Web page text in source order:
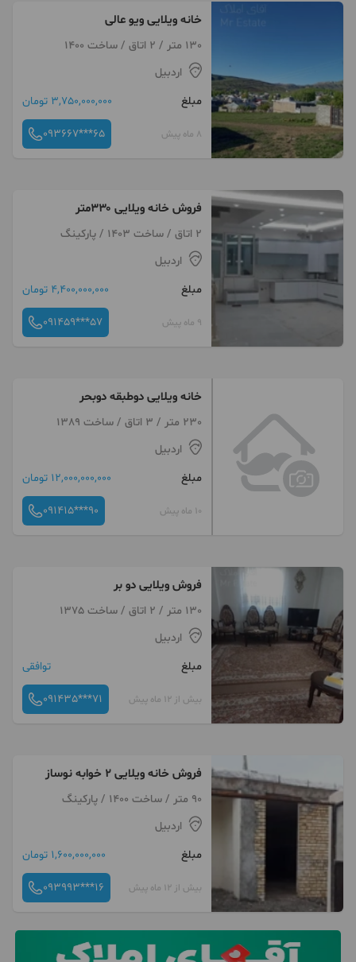
خانه ویلایی ویو عالی
130 متر / 2 اتاق / ساخت 1400
اردبیل
مبلغ
3,750,000,000 تومان
8 ماه پیش 093667***65
فروش خانه ویلایی ۳۳۰متر
2 اتاق / ساخت 1403 / پارکینگ
اردبیل
مبلغ
4,400,000,000 تومان
9 ماه پیش 091459***57
خانه ویلایی دوطبقه دوبحر
230 متر / 3 اتاق / ساخت 1389
اردبیل
مبلغ
12,000,000,000 تومان
10 ماه پیش 091415***90
فروش ویلایی دو بر
130 متر / 2 اتاق / ساخت 1375
اردبیل
مبلغ
توافقی
بیش از 12 ماه پیش 091435***71
فروش خانه ویلایی ۲ خوابه نوساز
90 متر / ساخت 1400 / پارکینگ
اردبیل
مبلغ
1,600,000,000 تومان
بیش از 12 ماه پیش 093993***16